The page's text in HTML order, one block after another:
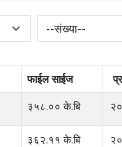
फाईल साईज
३५८.०० के.बि
३६२.११ के.बि